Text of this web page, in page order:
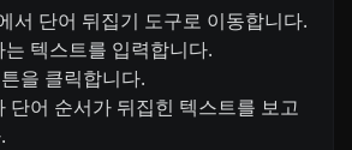
서 단어 뒤집기 도구로 이동합니다.
텍스트를 입력합니다.
을 클릭합니다.
단어 순서가 뒤집힌 텍스트를 보고